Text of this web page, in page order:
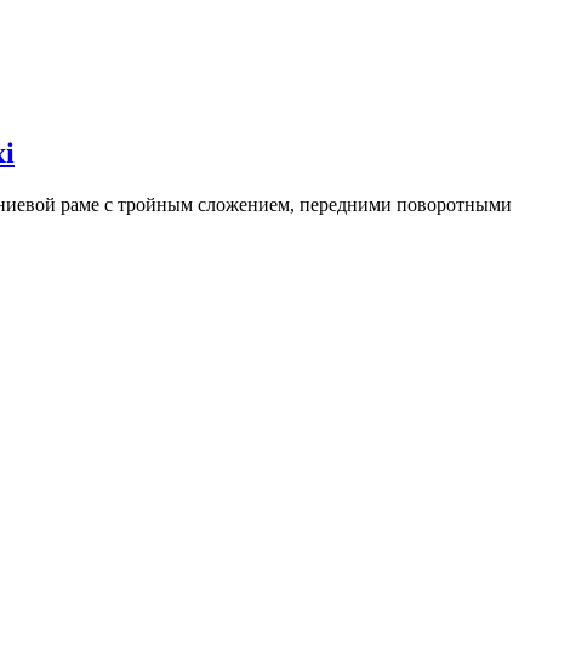
раме с тройным сложением, передними поворотными